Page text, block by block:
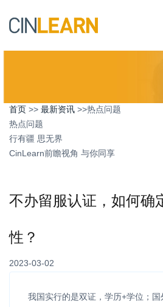
首页 >> 最新资讯 >>热点问题
热点问题
行有疆 思无界
CinLearn前瞻视角 与你同享
不办留服认证，如何确
性？
2023-03-02
我国实行的是双证，学历+学位；